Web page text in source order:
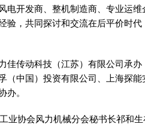
电开发商、整机制造商、专业运
验，共同探讨和交流在后平价时
佳传动科技（江苏）有限公司承
（中国）投资有限公司、上海探
办。
协会风力机械分会秘书长祁和生